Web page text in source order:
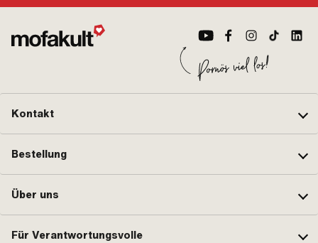
Kontakt
Bestellung
Über uns
Für Verantwortungsvolle